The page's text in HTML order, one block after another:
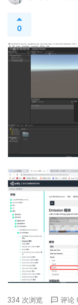
0
334 次浏览 评论